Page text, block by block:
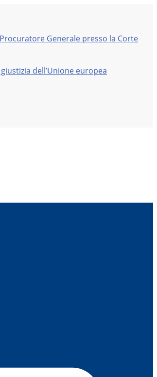
Generale presso la Corte
dell’Unione europea